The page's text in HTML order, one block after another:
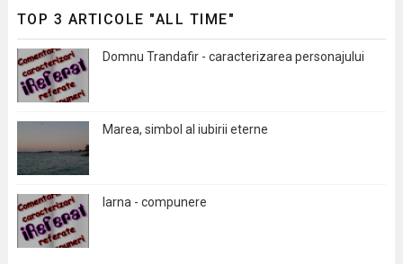
TOP 3 ARTICOLE "ALL TIME"
Domnu Trandafir - caracterizarea personajului
Marea, simbol al iubirii eterne
Iarna - compunere